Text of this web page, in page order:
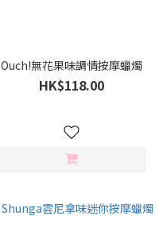
Ouch!無花果味調情按摩蠟燭
HK$118.00